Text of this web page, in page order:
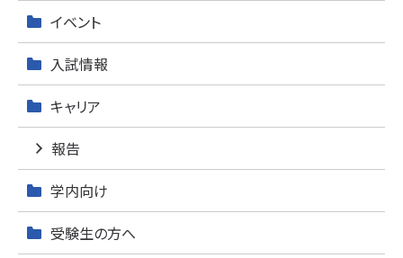
イベント
入試情報
キャリア
報告
学内向け
受験生の方へ